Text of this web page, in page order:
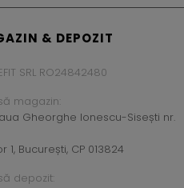
& DEPOZIT
SRL RO24842480
magazin:
Gheorghe Ionescu-Sisești nr.
1, București, CP 013824
depozit: